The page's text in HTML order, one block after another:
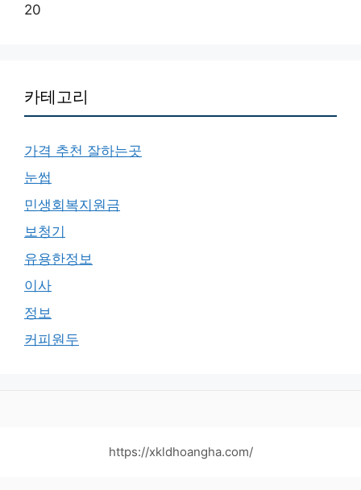
20
카테고리
가격 추천 잘하는곳
눈썹
민생회복지원금
보청기
유용한정보
이사
정보
커피원두
https://xkldhoangha.com/